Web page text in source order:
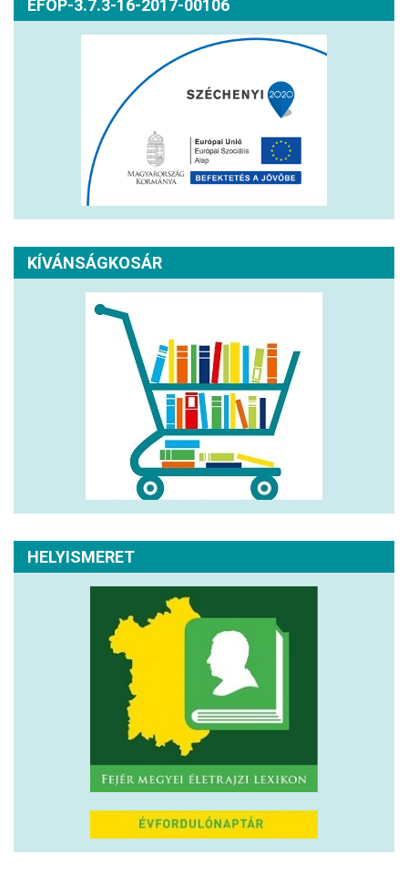
EFOP-3.7.3-16-2017-00106
KÍVÁNSÁGKOSÁR
HELYISMERET